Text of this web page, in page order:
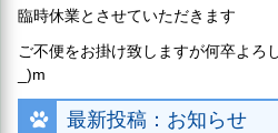
臨時休業とさせていただきます
ご不便をお掛け致しますが何卒よろ
_)m
最新投稿：お知らせ